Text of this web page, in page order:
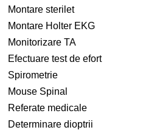
Montare sterilet
Montare Holter EKG
Monitorizare TA
Efectuare test de efort
Spirometrie
Mouse Spinal
Referate medicale
Determinare dioptrii